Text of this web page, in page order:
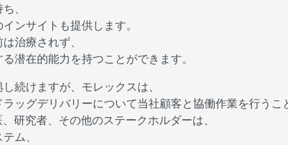
、
ンサイトも提供します。
治療されず、
潜在的能力を持つことができます。
続けますが、モレックスは、
ッグデリバリーについて当社顧客と協働作業を行うこ
研究者、その他のステークホルダーは、
ム、